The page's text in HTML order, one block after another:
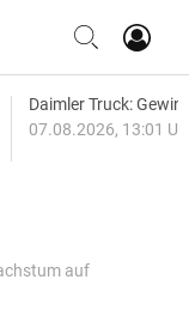
Daimler Truck:
07.08.2026, 13:01
auf